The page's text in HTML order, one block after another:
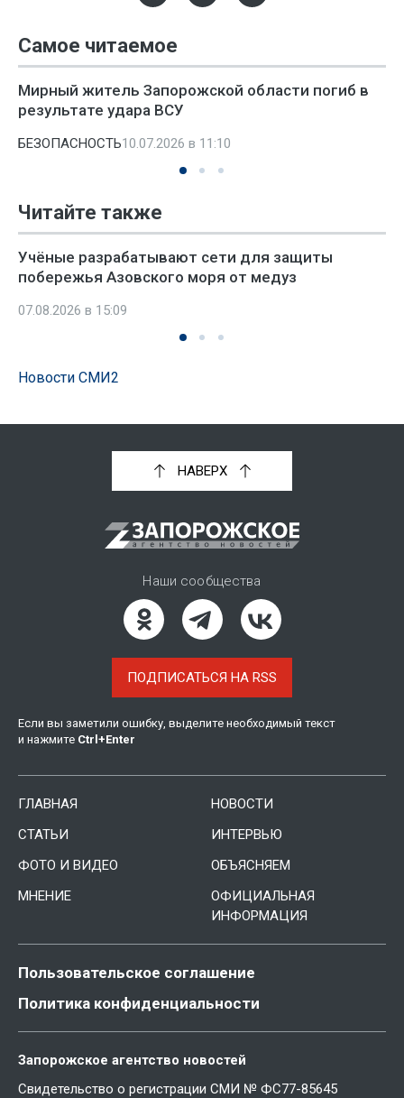
Самое читаемое
Мирный житель Запорожской области погиб в
результате удара ВСУ
БЕЗОПАСНОСТЬ10.07.2026 в 11:10
Читайте также
Учёные разрабатывают сети для защиты
побережья Азовского моря от медуз
07.08.2026 в 15:09
Новости СМИ2
НАВЕРХ
Наши сообщества
ПОДПИСАТЬСЯ НА RSS
Если вы заметили ошибку, выделите необходимый текст
и нажмите Ctrl +Enter
ГЛАВНАЯ
НОВОСТИ
СТАТЬИ
ИНТЕРВЬЮ
ФОТО И ВИДЕО
ОБЪЯСНЯЕМ
МНЕНИЕ
ОФИЦИАЛЬНАЯ
ИНФОРМАЦИЯ
Пользовательское соглашение
Политика конфиденциальности
Запорожское агентство новостей
Свидетельство о регистрации СМИ № ФС77-85645